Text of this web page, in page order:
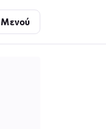
Μενού